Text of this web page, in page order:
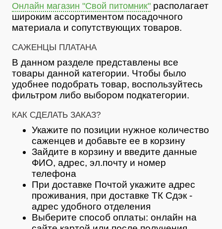
Онлайн магазин "Свой питомник" располагает
широким ассортиментом посадочного
материала и сопутствующих товаров.
САЖЕНЦЫ ПЛАТАНА
В данном разделе представлены все
товары данной категории. Чтобы было
удобнее подобрать товар, воспользуйтесь
фильтром либо выбором подкатегории.
КАК СДЕЛАТЬ ЗАКАЗ?
Укажите по позиции нужное количество
саженцев и добавьте ее в корзину
Зайдите в корзину и введите данные
ФИО, адрес, эл.почту и номер
телефона
При доставке Почтой укажите адрес
проживания, при доставке ТК Сдэк -
адрес удобного отделения
Выберите способ оплаты: онлайн на